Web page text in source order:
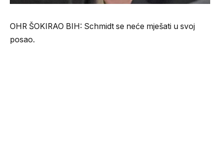
OHR ŠOKIRAO BIH: Schmidt se neće mješati u svoj
posao.